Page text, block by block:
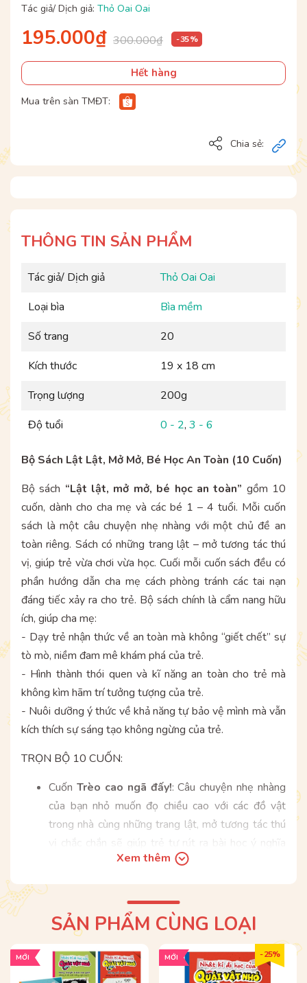
Tác giả/ Dịch giả: Thỏ Oai Oai
195.000₫ 300.000₫ - 35 %
Hết hàng
Mua trên sàn TMĐT:
Chia sẻ:
THÔNG TIN SẢN PHẨM
Tác giả/ Dịch giả
Thỏ Oai Oai
Loại bìa
Bìa mềm
Số trang
20
Kích thước
19 x 18 cm
Trọng lượng
200g
Độ tuổi
0 - 2, 3 - 6
Bộ Sách Lật Lật, Mở Mở, Bé Học An Toàn (10 Cuốn)
Bộ sách “Lật lật, mở mở, bé học an toàn” gồm 10
cuốn, dành cho cha mẹ và các bé 1 – 4 tuổi. Mỗi cuốn
sách là một câu chuyện nhẹ nhàng với một chủ đề an
toàn riêng. Sách có những trang lật – mở tương tác thú
vị, giúp trẻ vừa chơi vừa học. Cuối mỗi cuốn sách đều có
phần hướng dẫn cha mẹ cách phòng tránh các tai nạn
đáng tiếc xảy ra cho trẻ. Bộ sách chính là cẩm nang hữu
ích, giúp cha mẹ:
- Dạy trẻ nhận thức về an toàn mà không “giết chết” sự
tò mò, niềm đam mê khám phá của trẻ.
- Hình thành thói quen và kĩ năng an toàn cho trẻ mà
không kìm hãm trí tưởng tượng của trẻ.
- Nuôi dưỡng ý thức về khả năng tự bảo vệ mình mà vẫn
kích thích sự sáng tạo không ngừng của trẻ.
TRỌN BỘ 10 CUỐN:
Cuốn Trèo cao ngã đấy!: Câu chuyện nhẹ nhàng
của bạn nhỏ muốn đọ chiều cao với các đồ vật
trong nhà cùng những trang lật, mở tương tác thú
vị chắc chắn sẽ giúp trẻ tự rút ra bài học ý nghĩa
nhàng của bạn nhỏ tò mò muốn khám phá bí mật
trong ổ cắm điện cùng những trang lật, mở tương
tác thú vị chắc chắn sẽ giúp trẻ tự rút ra bài học ý
nghĩa cho mình.
CuốnCái này ... không ăn được đâu!: Câu chuyện
Xem thêm
SẢN PHẨM CÙNG LOẠI
MỚI - 25%
MỚI